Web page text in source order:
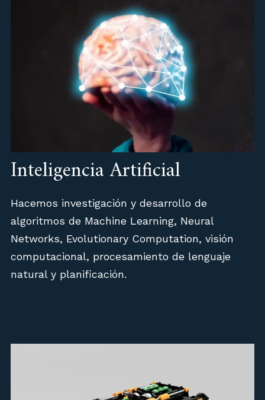
Inteligencia Artificial
Hacemos investigación y desarrollo de
algoritmos de Machine Learning, Neural
Networks, Evolutionary Computation, visión
computacional, procesamiento de lenguaje
natural y planificación.